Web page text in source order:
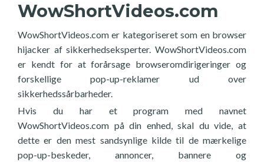
WowShortVideos.com
WowShortVideos.com er kategoriseret som en browser
hijacker af sikkerhedseksperter. WowShortVideos.com
er kendt for at forårsage browseromdirigeringer og
forskellige pop-up-reklamer ud over
sikkerhedssårbarheder.
Hvis du har et program med navnet
WowShortVideos.com på din enhed, skal du vide, at
dette er den mest sandsynlige kilde til de mærkelige
pop-up-beskeder, annoncer, bannere og